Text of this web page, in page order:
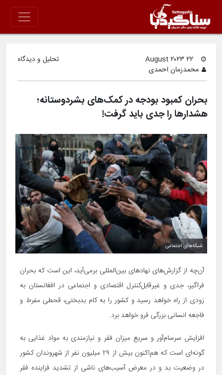
۲۲ August ۲۰۲۳
محمدزمان احمدی
تحلیل و دیدگاه
بحران کمبود بودجه در کمک‌های بشردوستانه؛
هشدارها را جدی باید گرفت!
شبکه‌های اجتماعی
آن‌چه از گزارش‌های نهادهای بین­‌المللی برمی‌آید، این است که بحران
فراگیر، جدی و غیرقابل‌کنترل اقتصادی و اجتماعی در افغانستان به
زودی از راه خواهد رسید و کشور را به کام بدبختی، قحطی مفرط و
فاجعه انسانی بزرگی فرو خواهد برد.
افزایش سرسام‌­آور و سریع میزان فقر و نیازمندی به مواد غذایی به
گونه‌­ای است که هم‌­اکنون بیش از ۲۹ میلیون نفر از شهروندان کشور
در وضعیت بد و در معرض آسیب‌های ناشی از تشدید فزاینده فقر